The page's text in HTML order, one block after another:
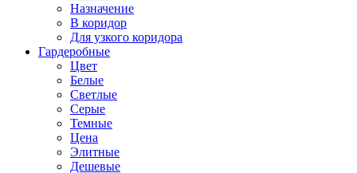
Назначение
В коридор
Для узкого коридора
Гардеробные
Цвет
Белые
Светлые
Серые
Темные
Цена
Элитные
Дешевые